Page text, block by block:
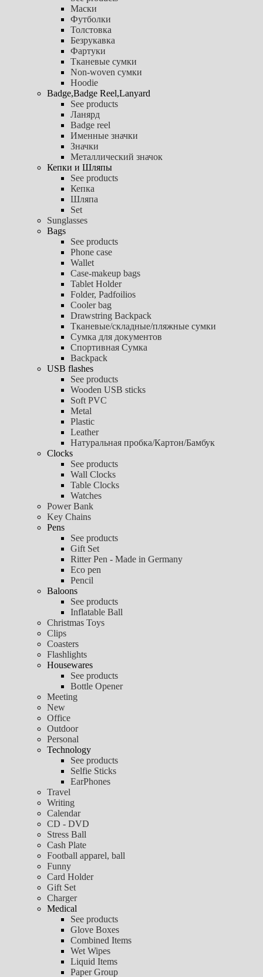
Маски
Футболки
Толстовка
Безрукавка
Фартуки
Тканевые сумки
Non-woven сумки
Hoodie
Badge,Badge Reel,Lanyard
See products
Ланярд
Badge reel
Именные значки
Значки
Металлический значок
Кепки и Шляпы
See products
Кепка
Шляпа
Set
Sunglasses
Bags
See products
Phone case
Wallet
Case-makeup bags
Tablet Holder
Folder, Padfoilios
Cooler bag
Drawstring Backpack
Тканевые/складные/пляжные сумки
Сумка для документов
Спортивная Сумка
Backpack
USB flashes
See products
Wooden USB sticks
Soft PVC
Metal
Plastic
Leather
Натуральная пробка/Картон/Бамбук
Clocks
See products
Wall Clocks
Table Clocks
Watches
Power Bank
Key Chains
Pens
See products
Gift Set
Ritter Pen - Made in Germany
Eco pen
Pencil
Baloons
See products
Inflatable Ball
Christmas Toys
Clips
Coasters
Flashlights
Housewares
See products
Bottle Opener
Meeting
New
Office
Outdoor
Personal
Technology
See products
Selfie Sticks
EarPhones
Travel
Writing
Calendar
CD - DVD
Stress Ball
Cash Plate
Football apparel, ball
Funny
Card Holder
Gift Set
Charger
Medical
See products
Glove Boxes
Combined Items
Wet Wipes
Liquid Items
Paper Group